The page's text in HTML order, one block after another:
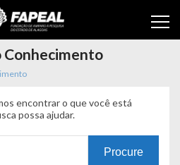
Conhecimento
encontrar o que você está
possa ajudar.